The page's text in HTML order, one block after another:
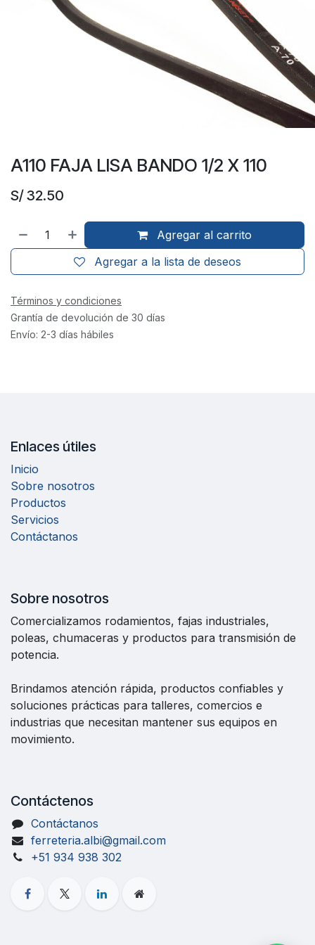
A110 FAJA LISA BANDO 1/2 X 110
S/32.50
Agregar al carrito
Agregar a la lista de deseos
Términos y condiciones
Grantía de devolución de 30 días
Envío: 2-3 días hábiles
Enlaces útiles
Inicio
Sobre nosotros
Productos
Servicios
Contáctanos
Sobre nosotros
Comercializamos rodamientos, fajas industriales,
poleas, chumaceras y productos para transmisión de
potencia.
Brindamos atención rápida, productos confiables y
soluciones prácticas para talleres, comercios e
industrias que necesitan mantener sus equipos en
movimiento.
Contáctenos
Contáctanos
ferreteria.albi@gmail.com
+51 934 938 302